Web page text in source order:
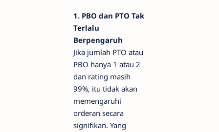
1. PBO dan PTO Tak
Terlalu
Berpengaruh
Jika jumlah PTO atau
PBO hanya 1 atau 2
dan rating masih
99%, itu tidak akan
memengaruhi
orderan secara
signifikan. Yang